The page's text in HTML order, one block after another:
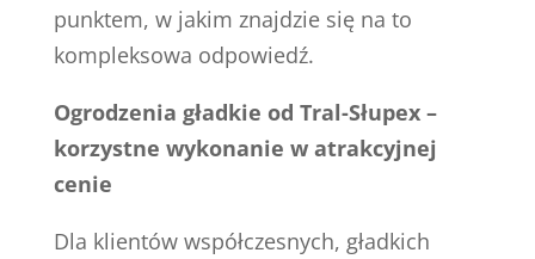
punktem, w jakim znajdzie się na to
kompleksowa odpowiedź.
Ogrodzenia gładkie od Tral-Słupex –
korzystne wykonanie w atrakcyjnej
cenie
Dla klientów współczesnych, gładkich